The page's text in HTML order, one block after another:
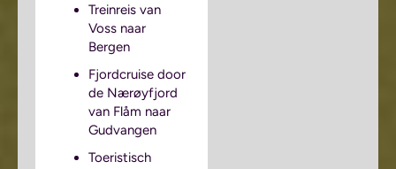
Treinreis van
Voss naar
Bergen
Fjordcruise door
de Nærøyfjord
van Flåm naar
Gudvangen
Toeristisch